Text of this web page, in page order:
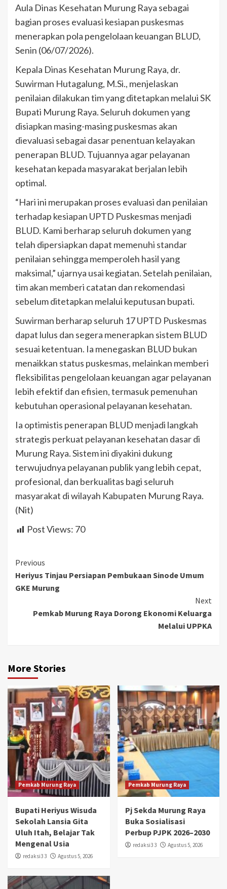
Aula Dinas Kesehatan Murung Raya sebagai
bagian proses evaluasi kesiapan puskesmas
menerapkan pola pengelolaan keuangan BLUD,
Senin (06/07/2026).
Kepala Dinas Kesehatan Murung Raya, dr.
Suwirman Hutagalung, M.Si., menjelaskan
penilaian dilakukan tim yang ditetapkan melalui SK
Bupati Murung Raya. Seluruh dokumen yang
disiapkan masing-masing puskesmas akan
dievaluasi sebagai dasar penentuan kelayakan
penerapan BLUD. Tujuannya agar pelayanan
kesehatan kepada masyarakat berjalan lebih
optimal.
“Hari ini merupakan proses evaluasi dan penilaian
terhadap kesiapan UPTD Puskesmas menjadi
BLUD. Kami berharap seluruh dokumen yang
telah dipersiapkan dapat memenuhi standar
penilaian sehingga memperoleh hasil yang
maksimal,” ujarnya usai kegiatan. Setelah penilaian,
tim akan memberi catatan dan rekomendasi
sebelum ditetapkan melalui keputusan bupati.
Suwirman berharap seluruh 17 UPTD Puskesmas
dapat lulus dan segera menerapkan sistem BLUD
sesuai ketentuan. Ia menegaskan BLUD bukan
menaikkan status puskesmas, melainkan memberi
fleksibilitas pengelolaan keuangan agar pelayanan
lebih efektif dan efisien, termasuk pemenuhan
kebutuhan operasional pelayanan kesehatan.
Ia optimistis penerapan BLUD menjadi langkah
strategis perkuat pelayanan kesehatan dasar di
Murung Raya. Sistem ini diyakini dukung
terwujudnya pelayanan publik yang lebih cepat,
profesional, dan berkualitas bagi seluruh
masyarakat di wilayah Kabupaten Murung Raya.
(Nit)
Post Views: 70
Continue
Reading
Previous
Heriyus Tinjau Persiapan Pembukaan Sinode Umum
GKE Murung
Next
Pemkab Murung Raya Dorong Ekonomi Keluarga
Melalui UPPKA
More Stories
Pemkab Murung Raya
Bupati Heriyus Wisuda
Sekolah Lansia Gita
Uluh Itah, Belajar Tak
Mengenal Usia
redaksi3 3 Agustus 5, 2026
Pemkab Murung Raya
Pj Sekda Murung Raya
Buka Sosialisasi
Perbup PJPK 2026–2030
redaksi3 3 Agustus 5, 2026